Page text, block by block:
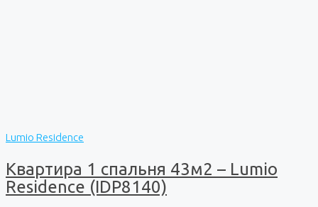
Lumio Residence
Квартира 1 спальня 43м2 – Lumio
Residence (IDP8140)